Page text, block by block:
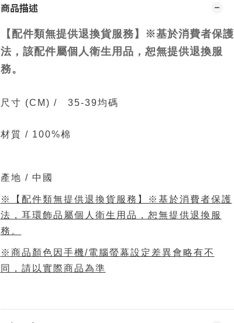
商品描述
【配件類無提供退換貨服務】※基於消費者保護
法，該配件屬個人衛生用品，恕無提供退換服
務。
尺寸 (CM) / 35-39均碼
材質 / 100%棉
產地 / 中國
※【配件類無提供退換貨服務】※基於消費者保護
法，耳環飾品屬個人衛生用品，恕無提供退換服
務。
※商品顏色因手機/電腦螢幕設定差異會略有不
同，請以實際商品為準